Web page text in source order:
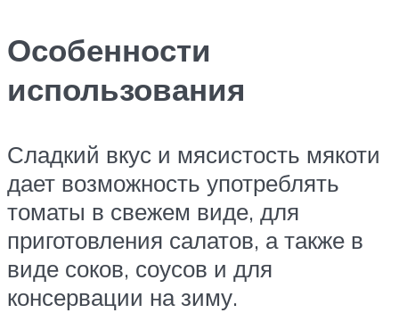
Особенности
использования
Сладкий вкус и мясистость мякоти
дает возможность употреблять
томаты в свежем виде, для
приготовления салатов, а также в
виде соков, соусов и для
консервации на зиму.